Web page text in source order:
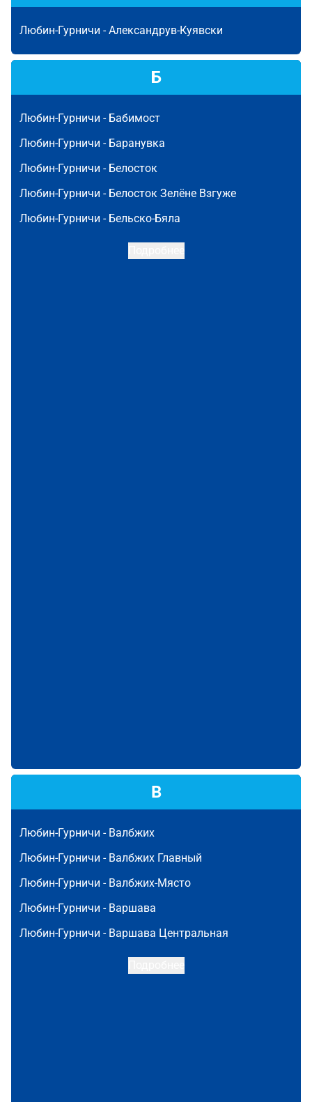
Любин-Гурничи -Александрув-Куявски
Б
Любин-Гурничи - Бабимост
Любин-Гурничи - Баранувка
Любин-Гурничи - Белосток
Любин-Гурничи - Белосток Зелёне Взгуже
Любин-Гурничи - Бельско-Бяла
В
Любин-Гурничи - Валбжих
Любин-Гурничи - Валбжих Главный
Любин-Гурничи - Валбжих-Място
Любин-Гурничи - Варшава
Любин-Гурничи - Варшава Центральная